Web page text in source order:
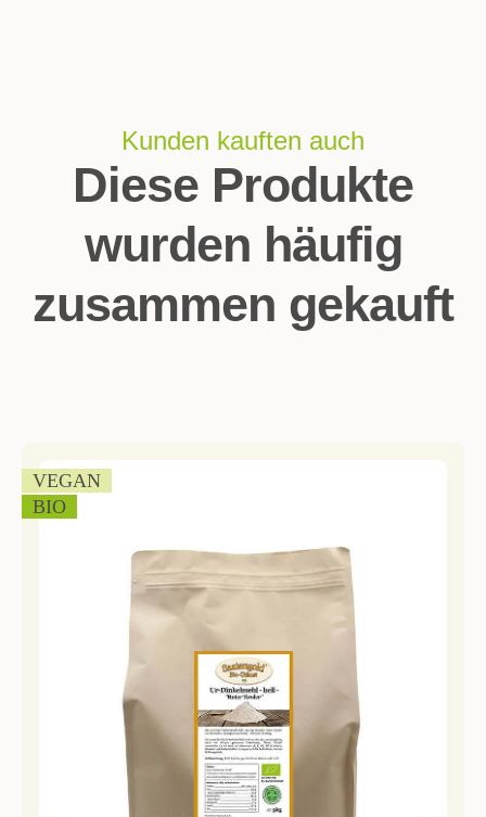
Kunden kauften auch
Diese Produkte
wurden häufig
zusammen gekauft
VEGAN
BIO